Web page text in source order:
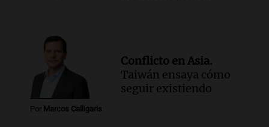
Por Marcos Calligaris
Conflicto en Asia.
Taiwán ensaya cómo
seguir existiendo